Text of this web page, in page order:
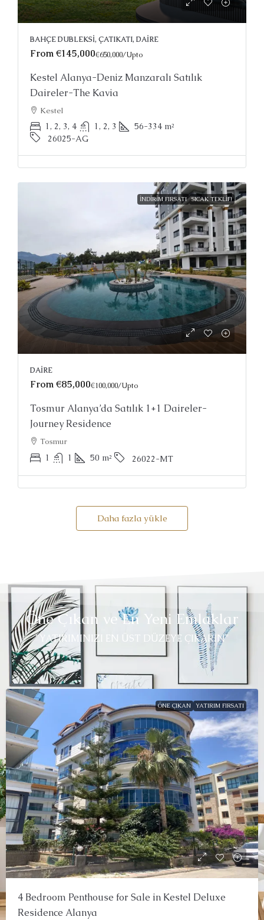
BAHÇE DUBLEKSI, ÇATIKATI, DAIRE
From€145,000€650,000/Upto
Kestel Alanya-Deniz Manzaralı Satılık
Daireler-The Kavia
Kestel
1, 2, 3, 4 1, 2, 3 56-334 m²
26025-AG
İNDIRIM FIRSATI SICAK TEKLIF!
DAIRE
From€85,000€100,000/Upto
Tosmur Alanya’da Satılık 1+1 Daireler-
Journey Residence
Tosmur
1 1 50 m² 26022-MT
Daha fazla yükle
Öne Çıkan ve En Yeni Emlaklar
"YATIRIMINIZI EN ÜST DÜZEYE ÇIKARIN"
ÖNE ÇIKAN YATIRIM FIRSATI
4 Bedroom Penthouse for Sale in Kestel Deluxe
Residence Alanya